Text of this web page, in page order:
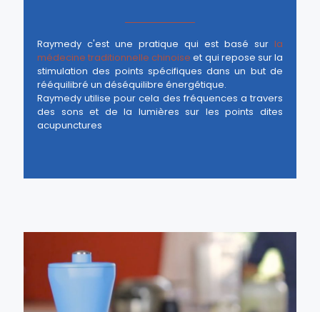
Raymedy c'est une pratique qui est basé surla
médecine traditionnelle chinoise et qui repose sur la
stimulation des points spécifiques dans un but de
rééquilibré un déséquilibre énergétique.
Raymedy utilise pour cela des fréquences a travers
des sons et de la lumières sur les points dites
acupunctures